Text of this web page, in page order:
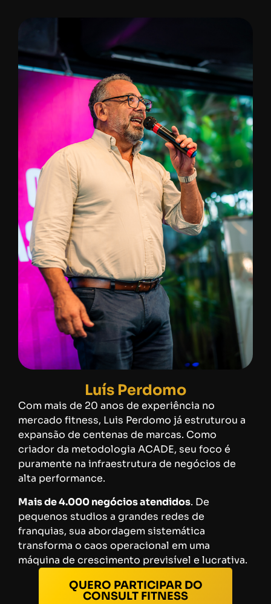
Luís Perdomo
Com mais de 20 anos de experiência no
mercado fitness, Luis Perdomo já estruturou a
expansão de centenas de marcas. Como
criador da metodologia ACADE, seu foco é
puramente na infraestrutura de negócios de
alta performance.
Mais de 4.000 negócios atendidos. De
pequenos studios a grandes redes de
franquias, sua abordagem sistemática
transforma o caos operacional em uma
máquina de crescimento previsível e lucrativa.
QUERO PARTICIPAR DO
CONSULT FITNESS